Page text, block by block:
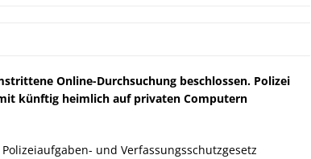
Online-Durchsuchung beschlossen. Polizei
künftig heimlich auf privaten Computern
und Verfassungsschutzgesetz